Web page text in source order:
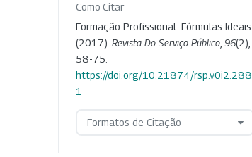
Como Citar
Formação Profissional: Fórmulas Ideais.
(2017). Revista Do Serviço Público 96(2),
58-75.
https://doi.org/10.21874/rsp.v0i2.288
1
Formatos de Citação